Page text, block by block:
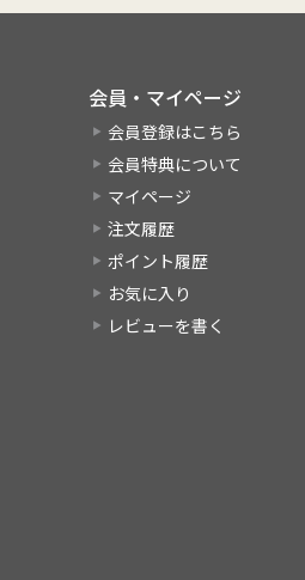
会員・マイページ
会員登録はこちら
会員特典について
マイページ
注文履歴
ポイント履歴
お気に入り
レビューを書く